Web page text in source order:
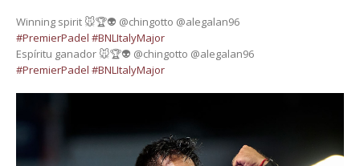
Winning spirit 🐭🏆👽 @chingotto @alegalan96
#PremierPadel #BNLItalyMajor
Espíritu ganador 🐭🏆👽 @chingotto @alegalan96
#PremierPadel #BNLItalyMajor